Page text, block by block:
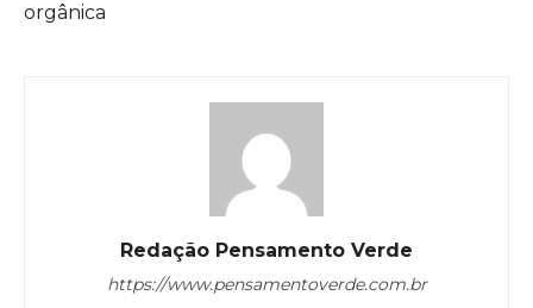
orgânica
Redação Pensamento Verde
https://www.pensamentoverde.com.br